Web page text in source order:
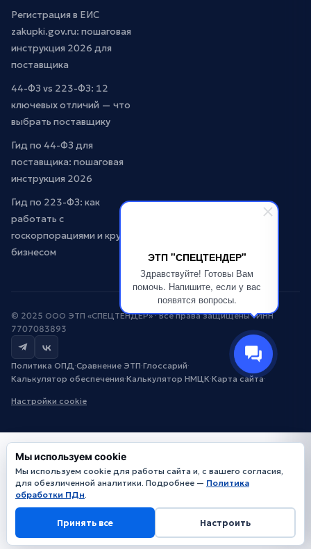
ЭТП "СПЕЦТЕНДЕР"
Здравствуйте! Готовы Вам
помочь. Напишите, если у вас
появятся вопросы.
Регистрация в ЕИС
zakupki.gov.ru: пошаговая
инструкция 2026 для
поставщика
44-ФЗ vs 223-ФЗ: 12
ключевых отличий — что
выбрать поставщику
Гид по 44-ФЗ для
поставщика: пошаговая
инструкция 2026
Гид по 223-ФЗ: как
работать с
госкорпорациями и крупным
бизнесом
© 2025 ООО ЭТП «СПЕЦТЕНДЕР» · Все права защищены · ИНН
7707083893
Политика ОПД·Сравнение ЭТП·Глоссарий·
Калькулятор обеспечения·Калькулятор НМЦК·Карта сайта·
Настройки cookie
Мы используем cookie
Мы используем cookie для работы сайта и, с вашего согласия,
для обезличенной аналитики. Подробнее — Политика
обработки ПДн.
Принять все Настроить